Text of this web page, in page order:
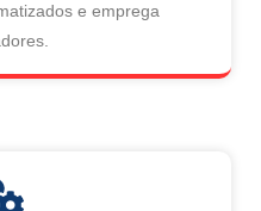
e emprega